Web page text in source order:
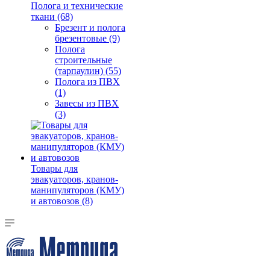
Полога и технические
ткани (68)
Брезент и полога
брезентовые (9)
Полога
строительные
(тарпаулин) (55)
Полога из ПВХ
(1)
Завесы из ПВХ
(3)
Товары для
эвакуаторов, кранов-
манипуляторов (КМУ)
и автовозов (8)